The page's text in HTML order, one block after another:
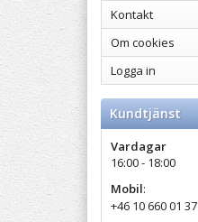
Kontakt
Om cookies
Logga in
Kundtjänst
Vardagar
16:00 - 18:00
Mobil:
+46 10 660 01 37